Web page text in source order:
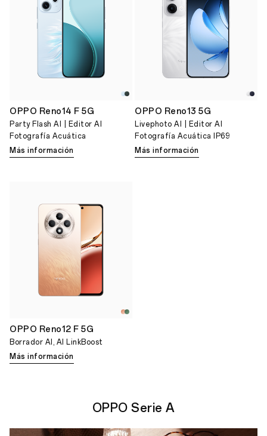
OPPO Reno14 F 5G
Party Flash AI | Editor AI
Fotografía Acuática
Más información
OPPO Reno13 5G
Livephoto AI | Editor AI
Fotografía Acuática IP69
Más información
OPPO Reno12 F 5G
Borrador AI, AI LinkBoost
Más información
OPPO Serie A